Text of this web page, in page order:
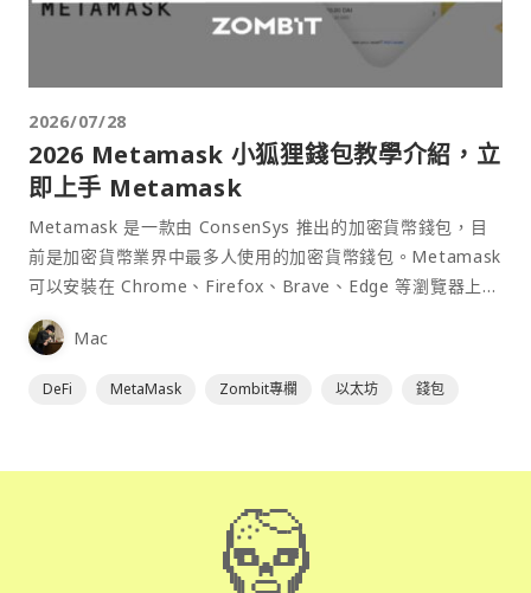
2026/07/28
2026 Metamask 小狐狸錢包教學介紹，立
即上手 Metamask
Metamask 是一款由 ConsenSys 推出的加密貨幣錢包，目
前是加密貨幣業界中最多人使用的加密貨幣錢包。Metamask
可以安裝在 Chrome、Firefox、Brave、Edge 等瀏覽器上作
為插件使用，具備許多功能且使用上非常方便。
Mac
DeFi MetaMask Zombit專欄 以太坊 錢包